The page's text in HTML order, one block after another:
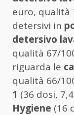
euro, qualità
detersivi in
detersivo
qualità 67/
riguarda le
qualità 66/
1 (36 dosi,
Hygiene (16